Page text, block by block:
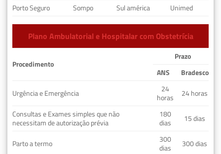
Porto Seguro
Sompo Sul américa Unimed
Plano Ambulatorial e Hospitalar com Obstetrícia
Procedimento
Prazo
ANS
Bradesco
Urgência e Emergência
24
horas
24 horas
Consultas e Exames simples que não
necessitam de autorização prévia
180
dias
15 dias
Parto a termo
300
dias
300 dias